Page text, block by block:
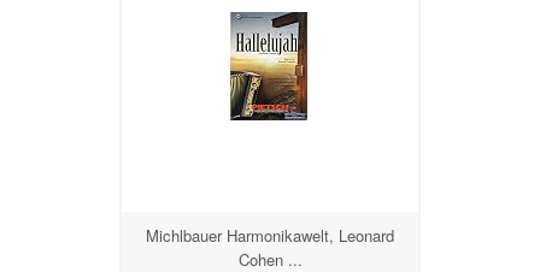
Michlbauer Harmonikawelt, Leonard
Cohen ...